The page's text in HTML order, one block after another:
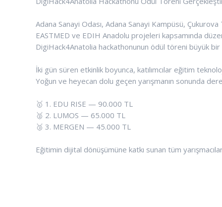
Adana Sanayi Odası, Adana Sanayi Kampüsü,
EASTMED ve EDIH Anadolu projeleri kapsamında
DigiHack4Anatolia hackathonunun ödül töreni büyük
İki gün süren etkinlik boyunca, katılımcılar eğitim
Yoğun ve heyecan dolu geçen yarışmanın sonunda
🥇 1. EDU RISE — 90.000 TL
🥈 2. LUMOS — 65.000 TL
🥉 3. MERGEN — 45.000 TL
Eğitimin dijital dönüşümüne katkı sunan tüm